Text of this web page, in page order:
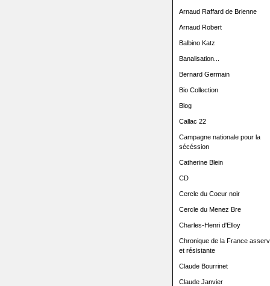
Arnaud Raffard de Brienne
Arnaud Robert
Balbino Katz
Banalisation...
Bernard Germain
Bio Collection
Blog
Callac 22
Campagne nationale pour la
sécéssion
Catherine Blein
CD
Cercle du Coeur noir
Cercle du Menez Bre
Charles-Henri d'Elloy
Chronique de la France
et résistante
Claude Bourrinet
Claude Janvier